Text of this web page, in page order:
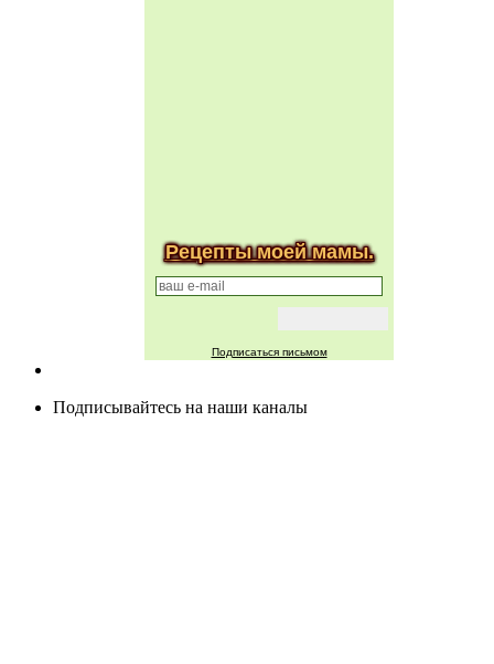
Рецепты моей мамы.
Подписаться письмом
Подписывайтесь на наши каналы